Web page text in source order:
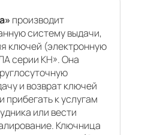
производит
систему выдачи,
ключей (электронную
серии KH». Она
и возврат ключей
прибегать к услугам
или вести
Ключница